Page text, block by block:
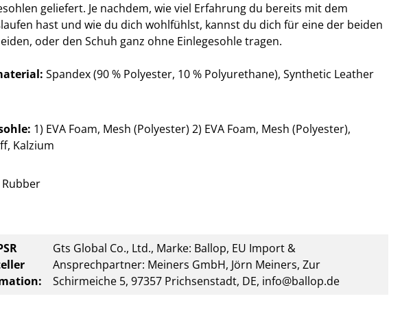
geliefert. Je nachdem, wie viel Erfahrung du bereits mit dem
hast und wie du dich wohlfühlst, kannst du dich für eine der beiden
oder den Schuh ganz ohne Einlegesohle tragen.
Spandex (90 % Polyester, 10 % Polyurethane), Synthetic Leather
1) EVA Foam, Mesh (Polyester) 2) EVA Foam, Mesh (Polyester),
Kalzium
Rubber
Gts Global Co., Ltd., Marke: Ballop, EU Import &
Ansprechpartner: Meiners GmbH, Jörn Meiners, Zur
Schirmeiche 5, 97357 Prichsenstadt, DE, info@ballop.de